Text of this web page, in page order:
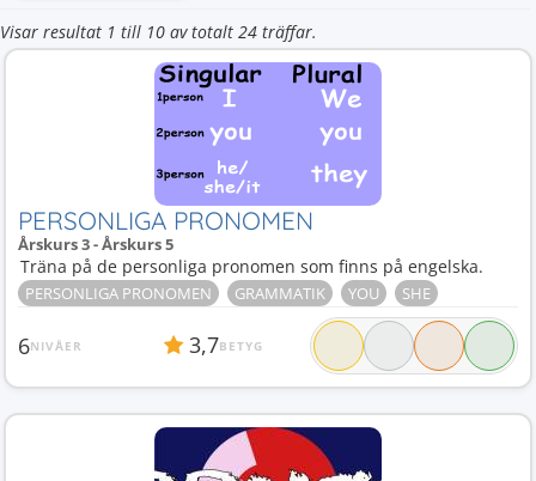
Personliga pronomen i subjektsform
Presentation 1 Reflexiva pronomen 1
Regelbundna verb 1
Sin sitt sina 1
Subjektspronomen 1
Verbkonjugering 1
Yrken och sysselsättning 1 Åldersuttryck
Visar resultat 1 till 10 av totalt 24 träffar.
PERSONLIGA PRONOMEN
Årskurs 3 - Årskurs 5
Träna på de personliga pronomen som finns på engelska.
PERSONLIGA PRONOMEN GRAMMATIK YOU SHE
6NIVÅER 3,7BETYG